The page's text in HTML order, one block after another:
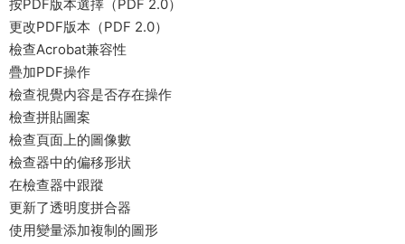
按PDF版本選擇（PDF 2.0）
更改PDF版本（PDF 2.0）
檢查Acrobat兼容性
疊加PDF操作
檢查視覺内容是否存在操作
檢查拼貼圖案
檢查頁面上的圖像數
檢查器中的偏移形狀
在檢查器中跟蹤
更新了透明度拼合器
使用變量添加複制的圖形